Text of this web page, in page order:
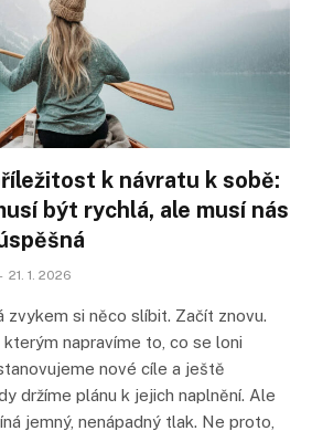
k návratu k sobě:
být rychlá, ale musí nás
21. 1. 2026
zvykem si něco slíbit. Začít znovu.
napravíme to, co se loni
nové cíle a ještě
držíme plánu k jejich naplnění. Ale
jemný, nenápadný tlak. Ne proto,